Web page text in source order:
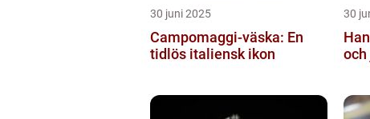
30 juni 2025
Campomaggi-väska: En
tidlös italiensk ikon
30